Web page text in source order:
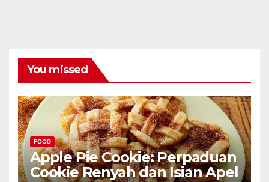
You missed
FOOD
Apple Pie Cookie: Perpaduan
Cookie Renyah dan Isian Apel